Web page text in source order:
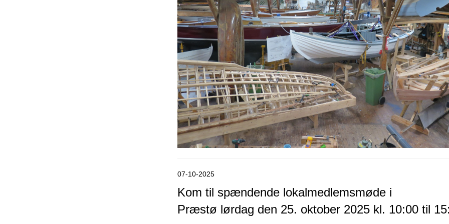
07-10-2025
Kom til spændende lokalmedlemsmøde i
Præstø lørdag den 25. oktober 2025 kl. 10:00 til